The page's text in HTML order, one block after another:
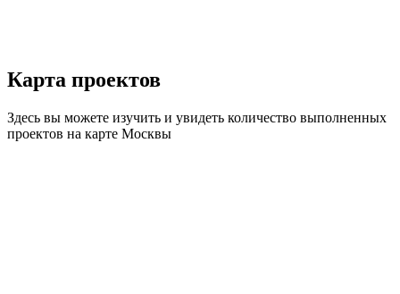
Карта проектов
Здесь вы можете изучить и увидеть количество выполненных
проектов на карте Москвы